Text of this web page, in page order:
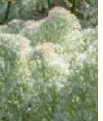
Kuva: Paul
Stevens